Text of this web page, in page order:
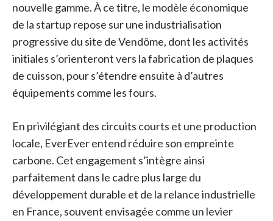
nouvelle gamme. À ce titre, le modèle économique
de la startup repose sur une industrialisation
progressive du site de Vendôme, dont les activités
initiales s’orienteront vers la fabrication de plaques
de cuisson, pour s’étendre ensuite à d’autres
équipements comme les fours.
En privilégiant des circuits courts et une production
locale, EverEver entend réduire son empreinte
carbone. Cet engagement s’intègre ainsi
parfaitement dans le cadre plus large du
développement durable et de la relance industrielle
en France, souvent envisagée comme un levier